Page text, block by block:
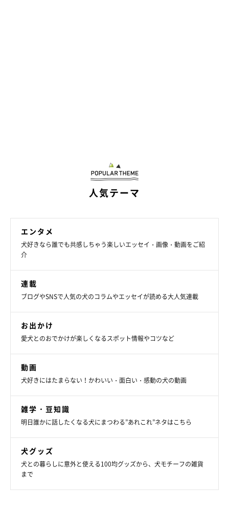
キラキラした顔で見つめられたら、あげないと言う選択肢はあり
では、帰りましょう
人気テーマ
エンタメ
犬好きなら誰でも共感しちゃう楽しいエッセイ・画像・動画をご紹
介
連載
ブログやSNSで人気の犬のコラムやエッセイが読める大人気連載
お出かけ
愛犬とのおでかけが楽しくなるスポット情報やコツなど
動画
犬好きにはたまらない！かわいい・面白い・感動の犬の動画
雑学・豆知識
明日誰かに話したくなる犬にまつわる”あれこれ”ネタはこちら
犬グッズ
犬との暮らしに意外と使える100均グッズから、犬モチーフの雑貨
まで